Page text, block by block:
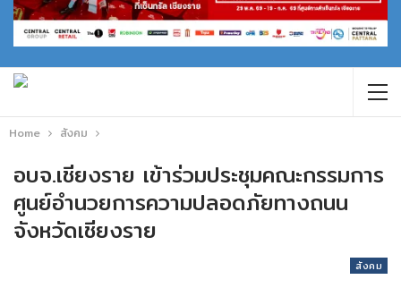
Home สังคม
อบจ.เชียงราย เข้าร่วมประชุมคณะกรรมการ
ศูนย์อำนวยการความปลอดภัยทางถนน
จังหวัดเชียงราย
สังคม